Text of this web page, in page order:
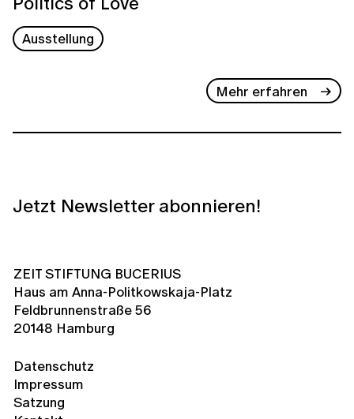
Ausstellung
Mehr erfahren
Jetzt Newsletter abonnieren!
ZEIT STIFTUNG BUCERIUS
Haus am Anna-Politkowskaja-Platz
Feldbrunnenstraße 56
20148 Hamburg
Datenschutz
Impressum
Satzung